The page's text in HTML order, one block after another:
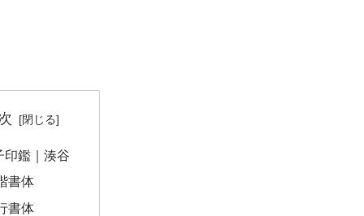
印鑑｜湊谷
書体
書体